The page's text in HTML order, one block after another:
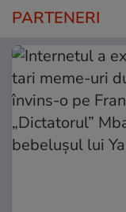
PARTENERI